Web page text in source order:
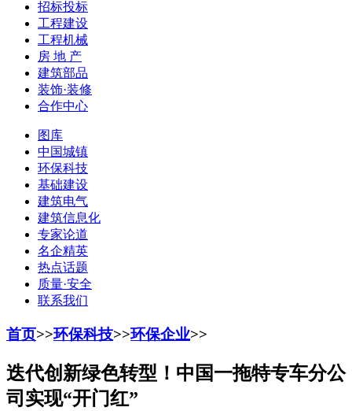
招标投标
工程建设
工程机械
房 地 产
建筑部品
装饰·装修
合作中心
图库
中国城镇
环保科技
基础建设
建筑电气
建筑信息化
专家论道
名企精英
热点话题
质量·安全
联系我们
首页>>环保科技>>环保企业>>
迭代创新绿色转型！中国一拖特专车分公
司实现“开门红”